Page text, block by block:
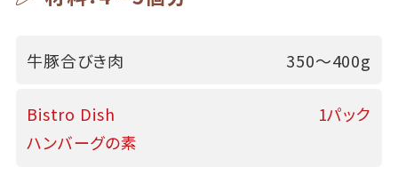
牛豚合びき肉 350～400g
Bistro Dish
ハンバーグの素
1パック